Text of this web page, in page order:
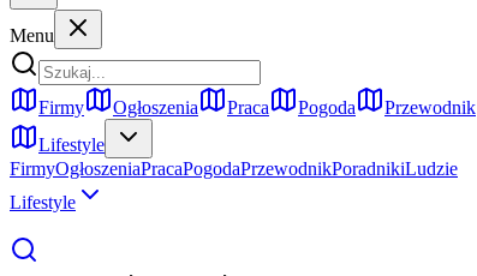
Menu
Firmy Ogłoszenia Praca Pogoda Przewodnik
Lifestyle
FirmyOgłoszeniaPracaPogodaPrzewodnikPoradnikiLudzie
Lifestyle